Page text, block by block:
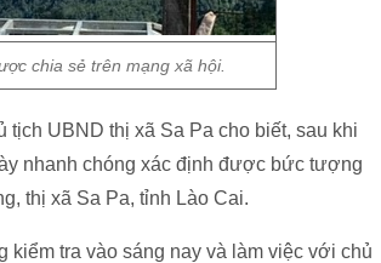
chia sẻ trên mạng xã hội.
tịch UBND thị xã Sa Pa cho biết, sau khi
nhanh chóng xác định được bức tượng
thị xã Sa Pa, tỉnh Lào Cai.
kiểm tra vào sáng nay và làm việc với chủ